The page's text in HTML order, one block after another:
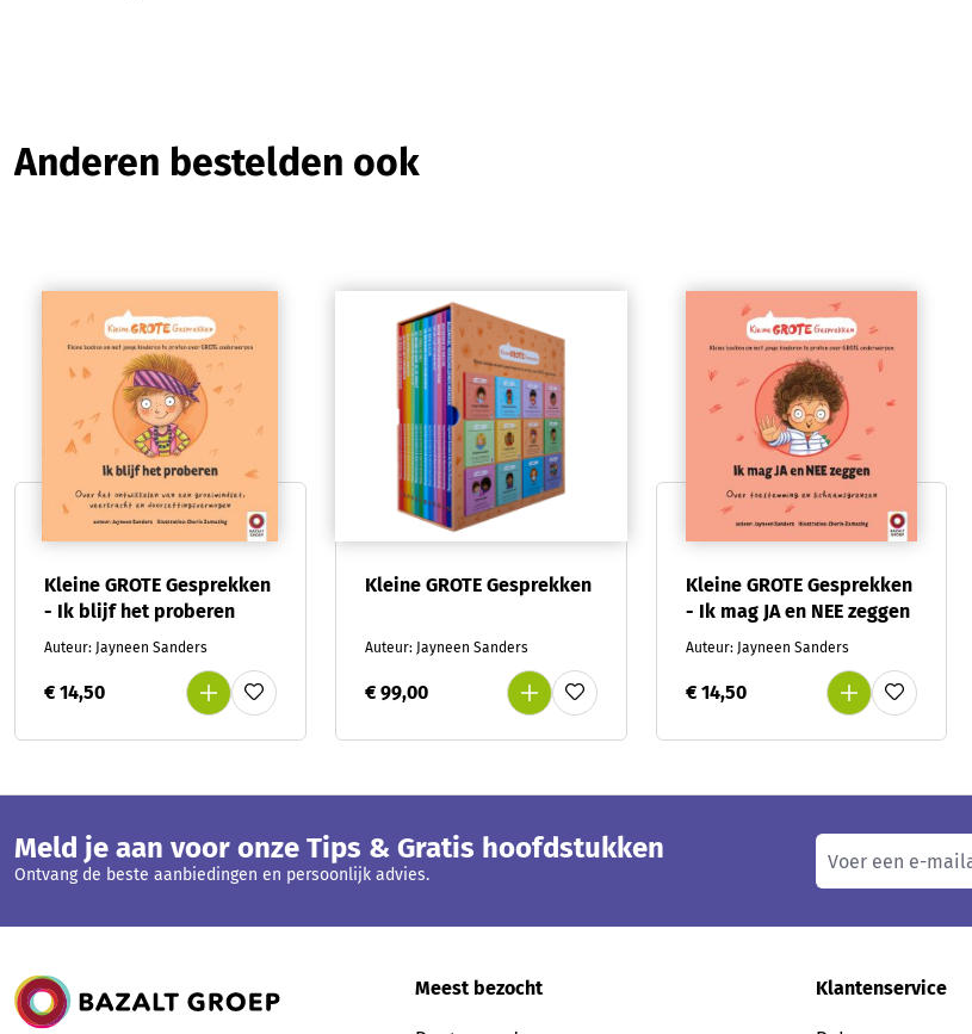
Productgalerij overslaan
Anderen bestelden ook
Kleine GROTE Gesprekken
- Ik blijf het proberen
Auteur: Jayneen Sanders
€ 14,50
Kleine GROTE Gesprekken
Auteur: Jayneen Sanders
€ 99,00
Kleine GROTE Gesprekken
- Ik mag JA en NEE zeggen
Auteur: Jayneen Sanders
€ 14,50
Meld je aan voor onze Tips & Gratis hoofdstukken
Ontvang de beste aanbiedingen en persoonlijk advies.
Bazalt Groep Meest bezocht Klantenservice